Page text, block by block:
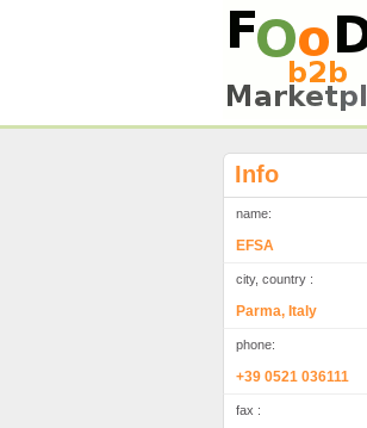
Info
name:
EFSA
city, country :
Parma, Italy
phone:
+39 0521 036111
fax :